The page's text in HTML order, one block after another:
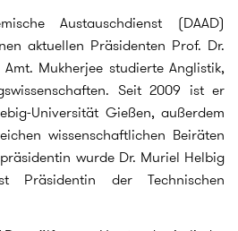
Austauschdienst (DAAD)
aktuellen Präsidenten Prof. Dr.
Mukherjee studierte Anglistik,
Seit 2009 ist er
Universität Gießen, außerdem
wissenschaftlichen Beiräten
wurde Dr. Muriel Helbig
Präsidentin der Technischen